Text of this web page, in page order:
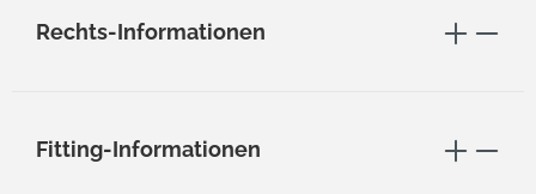
Rechts-Informationen
Fitting-Informationen